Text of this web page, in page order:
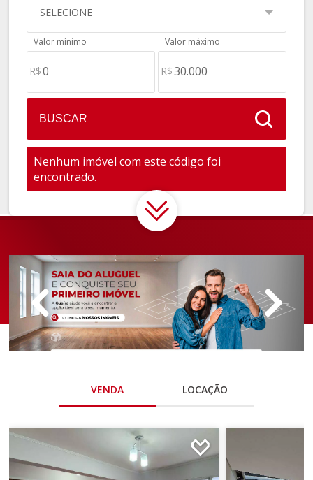
SELECIONE
Valor mínimo
R$
Valor máximo
R$
BUSCAR
Nenhum imóvel com este código foi
encontrado.
VENDA LOCAÇÃO